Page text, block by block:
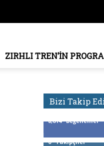
ZIRHLI TREN’IN
Bizi Takip
8,614
Beğenenler
0 Takipçiler